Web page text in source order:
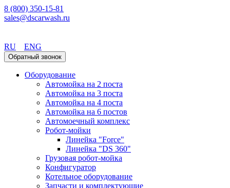
8 (800) 350-15-81
sales@dscarwash.ru
RU
ENG
Обратный звонок
Оборудование
Автомойка на 2 поста
Автомойка на 3 поста
Автомойка на 4 поста
Автомойка на 6 постов
Автомоечный комплекс
Робот-мойки
Линейка "Force"
Линейка "DS 360"
Грузовая робот-мойка
Конфигуратор
Котельное оборудование
Запчасти и комплектующие